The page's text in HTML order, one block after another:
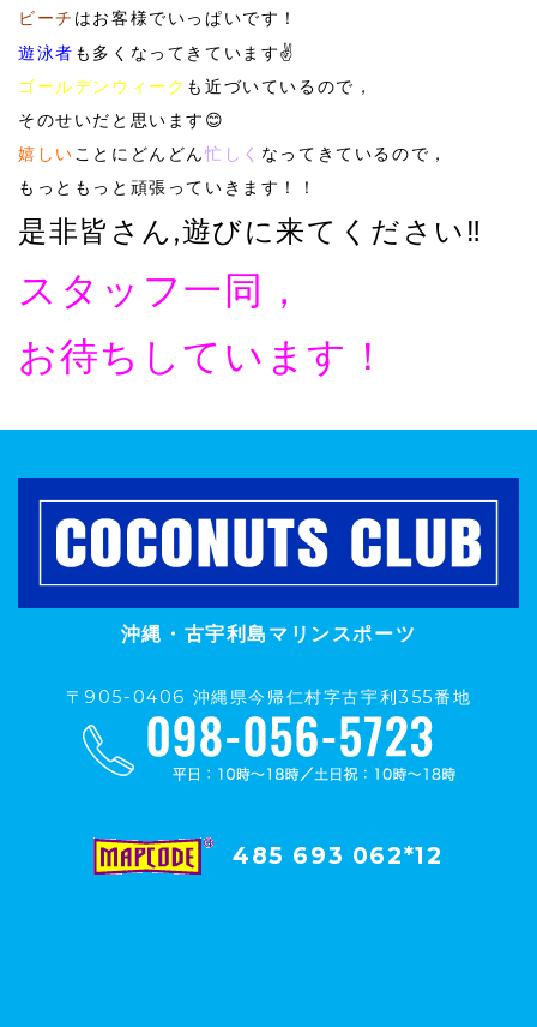
ビーチ はお客様でいっぱいです！
遊泳者 も多くなってきています✌️
ゴールデンウィーク も近づいているので，
そのせいだと思います😊
嬉しいことにどんどん忙しく なってきているので，
もっともっと頑張っていきます！！
是非皆さん,遊びに来てください‼️
スタッフ一同，
お待ちしています！
沖縄・古宇利島マリンスポーツ
〒905-0406 沖縄県今帰仁村字古宇利355番地
485 693 062*12